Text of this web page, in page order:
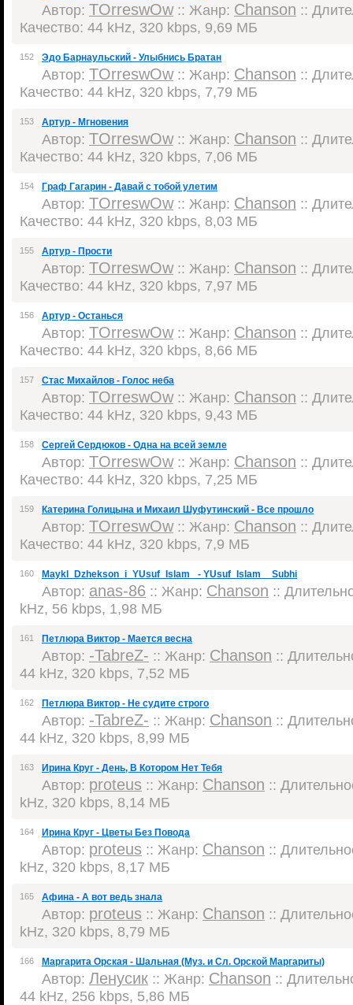
Автор: TOrreswOw:: Жанр: Chanson ::
Качество: 44 kHz, 320 kbps, 9,69 МБ
152 Эдо Барнаульский - Улыбнись Братан
Автор: TOrreswOw:: Жанр: Chanson ::
Качество: 44 kHz, 320 kbps, 7,79 МБ
153 Артур - Мгновения
Автор: TOrreswOw:: Жанр: Chanson ::
Качество: 44 kHz, 320 kbps, 7,06 МБ
154 Граф Гагарин - Давай с тобой улетим
Автор: TOrreswOw:: Жанр: Chanson ::
Качество: 44 kHz, 320 kbps, 8,03 МБ
155 Артур - Прости
Автор: TOrreswOw:: Жанр: Chanson ::
Качество: 44 kHz, 320 kbps, 7,97 МБ
156 Артур - Останься
Автор: TOrreswOw:: Жанр: Chanson ::
Качество: 44 kHz, 320 kbps, 8,66 МБ
157 Стас Михайлов - Голос неба
Автор: TOrreswOw:: Жанр: Chanson ::
Качество: 44 kHz, 320 kbps, 9,43 МБ
158 Сергей Сердюков - Одна на всей земле
Автор: TOrreswOw:: Жанр: Chanson ::
Качество: 44 kHz, 320 kbps, 7,25 МБ
159 Катерина Голицына и Михаил Шуфутинский - Все прошло
Автор: TOrreswOw:: Жанр: Chanson ::
Качество: 44 kHz, 320 kbps, 7,9 МБ
160 Maykl_Dzhekson_i_YUsuf_Islam_ - YUsuf_Islam__Subhi
Автор: anas-86 :: Жанр: Chanson ::
kHz, 56 kbps, 1,98 МБ
161 Петлюра Виктор - Мается весна
Автор: -TabreZ- :: Жанр: Chanson ::
44 kHz, 320 kbps, 7,52 МБ
162 Петлюра Виктор - Не судите строго
Автор: -TabreZ- :: Жанр: Chanson ::
44 kHz, 320 kbps, 8,99 МБ
163 Ирина Круг - День, В Котором Нет Тебя
Автор: proteus :: Жанр: Chanson ::
kHz, 320 kbps, 8,14 МБ
164 Ирина Круг - Цветы Без Повода
Автор: proteus :: Жанр: Chanson ::
kHz, 320 kbps, 8,17 МБ
165 Афина - А вот ведь знала
Автор: proteus :: Жанр: Chanson ::
kHz, 320 kbps, 8,79 МБ
166 Маргарита Орская - Шальная (Муз. и Сл. Орской Маргариты)
Автор: Ленусик :: Жанр: Chanson ::
44 kHz, 256 kbps, 5,86 МБ